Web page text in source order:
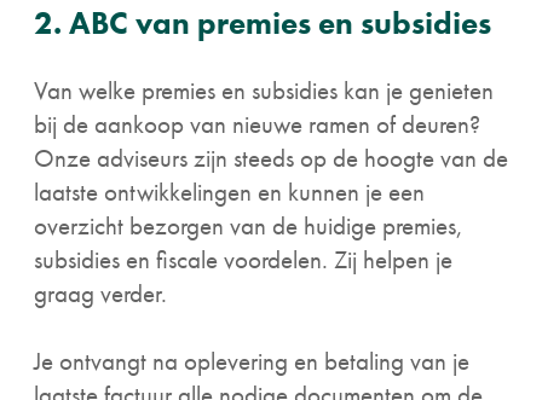
2. ABC van premies en subsidies
Van welke premies en subsidies kan je genieten
bij de aankoop van nieuwe ramen of deuren?
Onze adviseurs zijn steeds op de hoogte van de
laatste ontwikkelingen en kunnen je een
overzicht bezorgen van de huidige premies,
subsidies en fiscale voordelen. Zij helpen je
graag verder.
Je ontvangt na oplevering en betaling van je